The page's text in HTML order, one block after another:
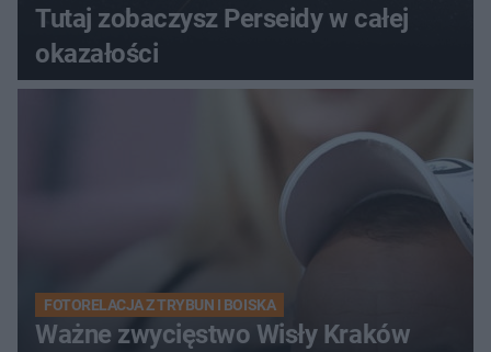
Tutaj zobaczysz Perseidy w całej
okazałości
FOTORELACJA Z TRYBUN I BOISKA
Ważne zwycięstwo Wisły Kraków